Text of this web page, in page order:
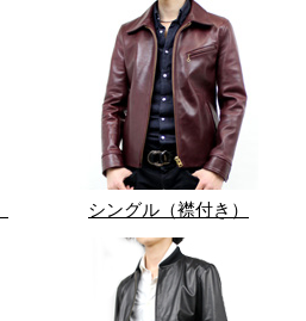
シングル（襟付き）